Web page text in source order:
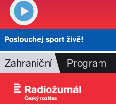
Zahraniční Program